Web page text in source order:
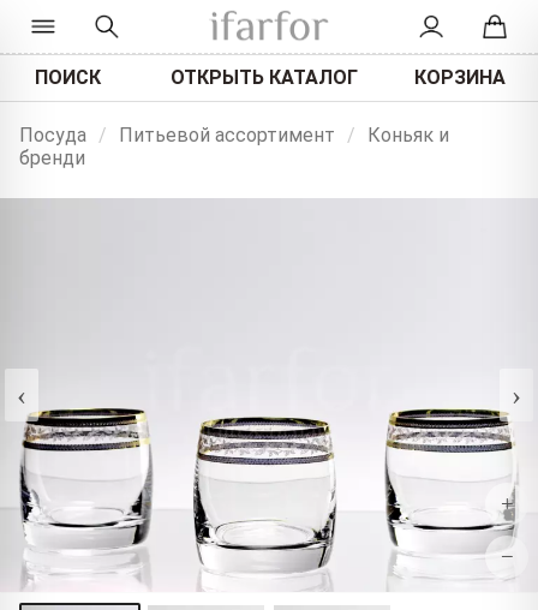
ПОИСК ОТКРЫТЬ КАТАЛОГ КОРЗИНА
Посуда / Питьевой ассортимент /
Коньяк и
бренди
‹ ›
+
−